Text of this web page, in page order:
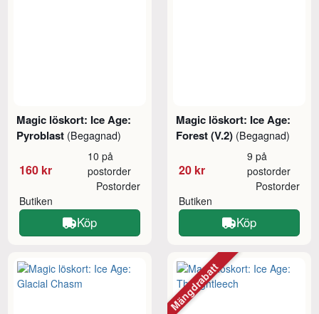
Magic löskort: Ice Age:
Pyroblast (Begagnad)
160 kr
10 på
postorder
Butiken
Postorder
Köp
Magic löskort: Ice Age:
Forest (V.2) (Begagnad)
20 kr
9 på
postorder
Butiken
Postorder
Köp
Mängdrabatt